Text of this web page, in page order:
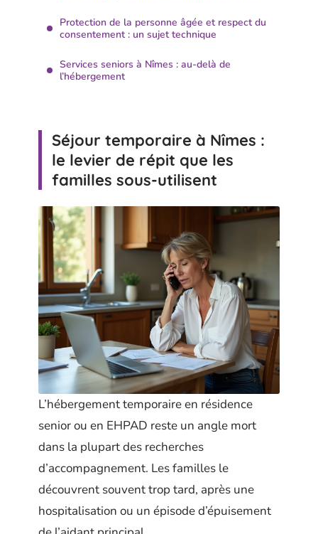
Protection de la personne âgée et respect du
consentement : un sujet technique
Services seniors à Nîmes : au-delà de
l’hébergement
Séjour temporaire à Nîmes :
le levier de répit que les
familles sous-utilisent
L’hébergement temporaire en résidence
senior ou en EHPAD reste un angle mort
dans la plupart des recherches
d’accompagnement. Les familles le
découvrent souvent trop tard, après une
hospitalisation ou un épisode d’épuisement